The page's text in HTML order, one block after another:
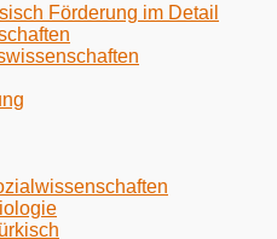
Förderung im Detail